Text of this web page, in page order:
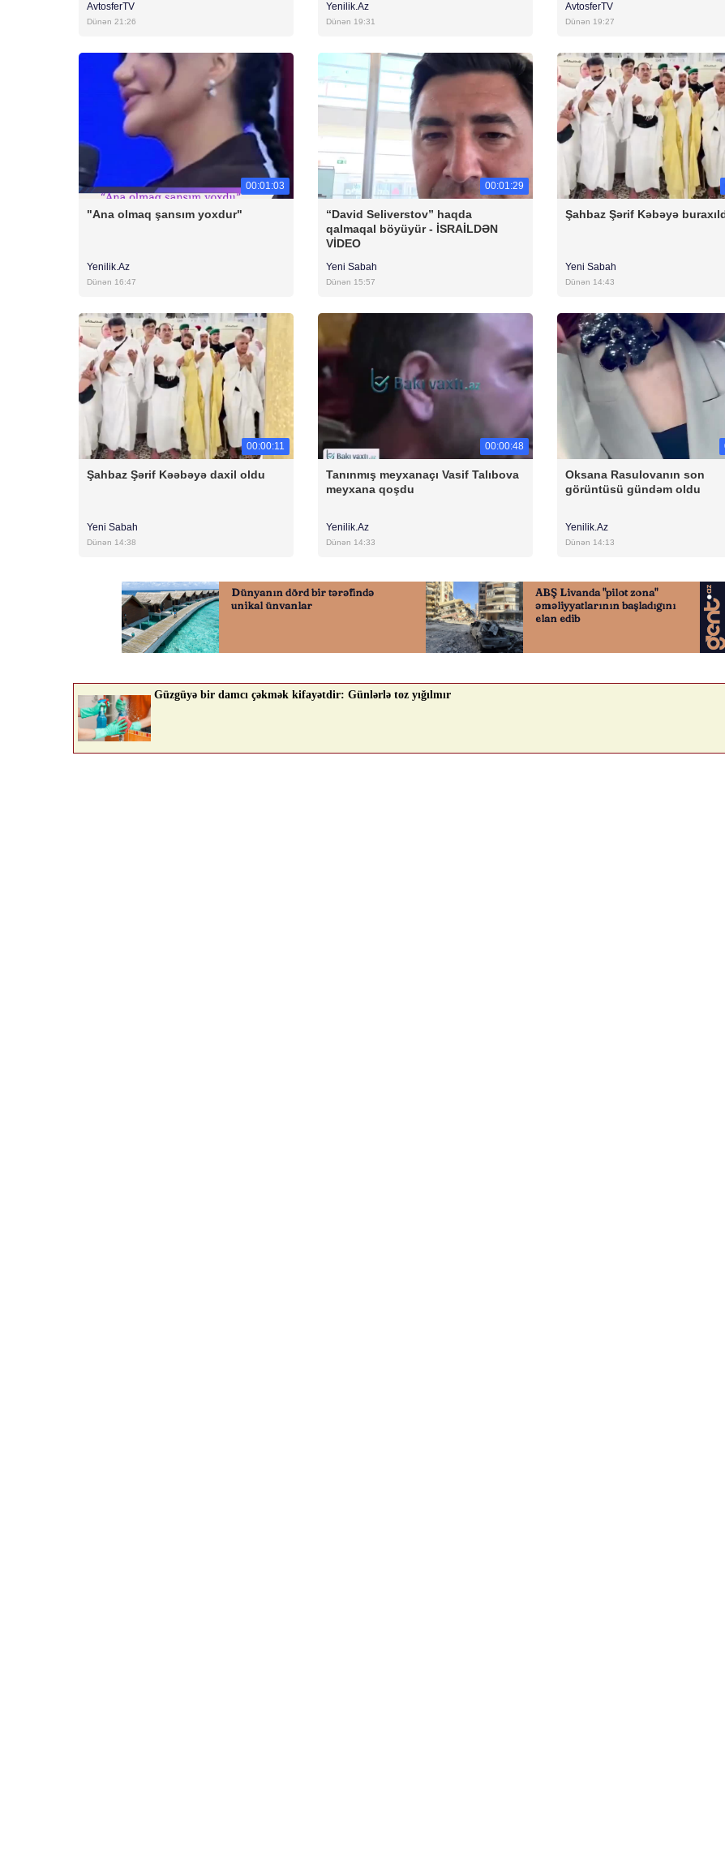
AvtosferTV
Dünən 21:26
Yenilik.Az
Dünən 19:31
AvtosferTV
Dünən 19:27
00:01:03
"Ana olmaq şansım yoxdur"
Yenilik.Az
Dünən 16:47
00:01:29
“David Seliverstov” haqda
qalmaqal böyüyür - İSRAİLDƏN
VİDEO
Yeni Sabah
Dünən 15:57
Şahbaz Şərif Kəbəyə
Yeni Sabah
Dünən 14:43
00:00:11
Şahbaz Şərif Kəəbəyə daxil oldu
Yeni Sabah
Dünən 14:38
00:00:48
Tanınmış meyxanaçı Vasif Talıbova
meyxana qoşdu
Yenilik.Az
Dünən 14:33
Oksana Rasulovanın son
görüntüsü gündəm oldu
Yenilik.Az
Dünən 14:13